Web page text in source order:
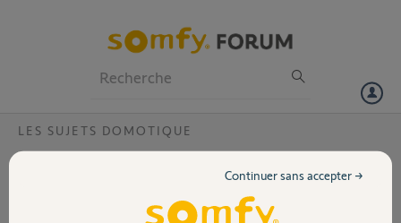
Volet
LES SUJETS DOMOTIQUE
Compatbilité Tahoma Prémium
je souhaiterai savoir si je peux raccorder mon alarme Protexium 400
Continuer sans accepter →